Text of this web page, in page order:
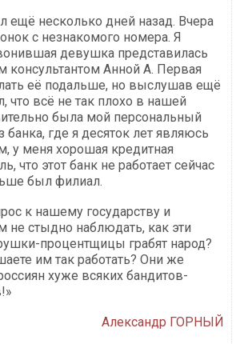
ещё несколько дней назад. Вчера
с незнакомого номера. Я
девушка представилась
консультантом Анной А. Первая
её подальше, но выслушав ещё
что всё не так плохо в нашей
была мой персональный
где я десяток лет являюсь
у меня хорошая кредитная
что этот банк не работает сейчас
был филиал.
к нашему государству и
не стыдно наблюдать, как эти
процентщицы грабят народ?
им так работать? Они же
хуже всяких бандитов-
Александр ГОРНЫЙ